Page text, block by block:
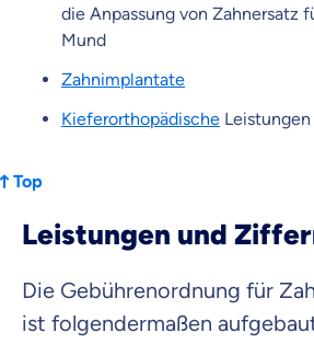
die Anpassung von Zahnersatz
Mund
Zahnimplantate
Kieferorthopädische
Top
Leistungen und
Die Gebührenordnung für
ist folgendermaßen